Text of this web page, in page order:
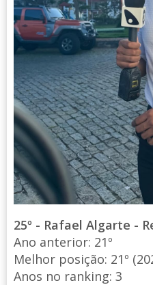
25º - Rafael Algarte -
Ano anterior: 21º
Melhor posição: 21º
Anos no ranking: 3